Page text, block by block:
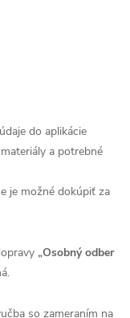
do aplikácie
a potrebné
je možné dokúpiť za
„Osobný odber
so zameraním na